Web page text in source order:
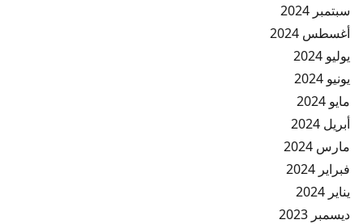
سبتمبر 2024
أغسطس 2024
يوليو 2024
يونيو 2024
مايو 2024
أبريل 2024
مارس 2024
فبراير 2024
يناير 2024
ديسمبر 2023